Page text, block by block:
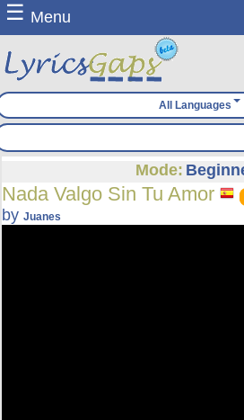
☰ Menu
All Languages
Mode:
Nada Valgo Sin Tu Amor
byJuanes